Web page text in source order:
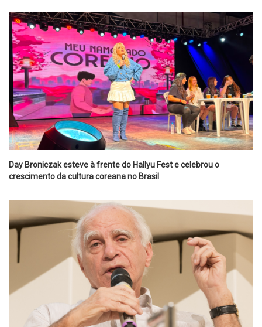
Day Broniczak esteve à frente do Hallyu Fest e celebrou o
crescimento da cultura coreana no Brasil